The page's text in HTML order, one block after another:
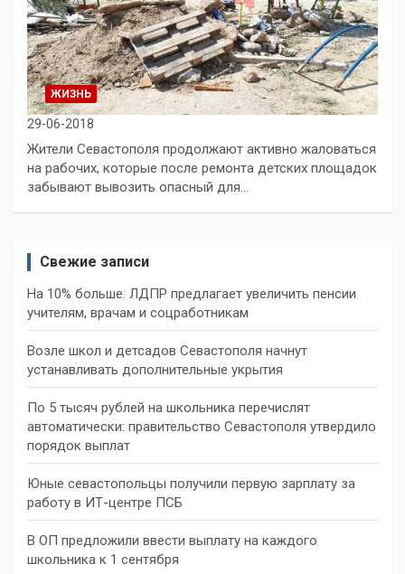
ЖИЗНЬ
29-06-2018
Жители Севастополя продолжают активно жаловаться
на рабочих, которые после ремонта детских площадок
забывают вывозить опасный для…
Свежие записи
На 10% больше: ЛДПР предлагает увеличить пенсии
учителям, врачам и соцработникам
Возле школ и детсадов Севастополя начнут
устанавливать дополнительные укрытия
По 5 тысяч рублей на школьника перечислят
автоматически: правительство Севастополя утвердило
порядок выплат
Юные севастопольцы получили первую зарплату за
работу в ИТ-центре ПСБ
В ОП предложили ввести выплату на каждого
школьника к 1 сентября